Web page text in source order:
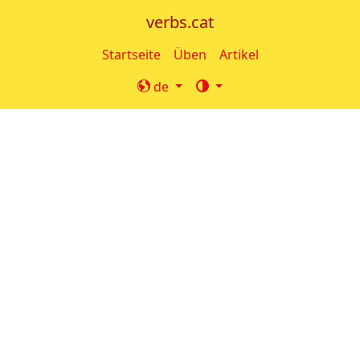
verbs.cat
Startseite Üben
Artikel
de